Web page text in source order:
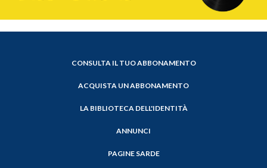
CONSULTA IL TUO ABBONAMENTO
ACQUISTA UN ABBONAMENTO
LA BIBLIOTECA DELL'IDENTITÀ
ANNUNCI
PAGINE SARDE